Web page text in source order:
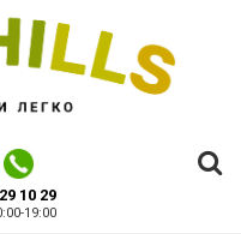
10 29
19:00